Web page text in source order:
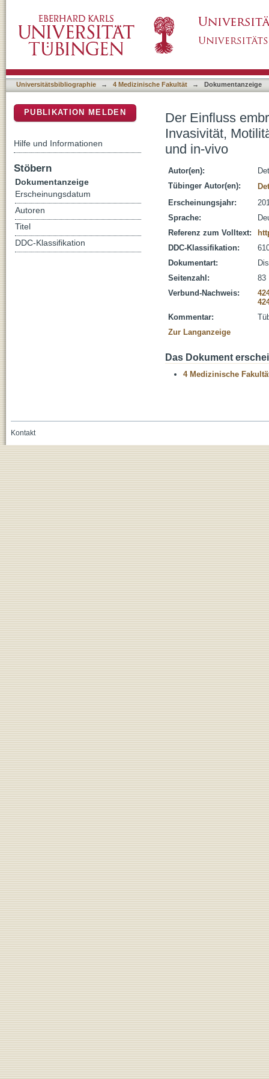
Therapieresistenz von Melanomzellen in-
Universitätsbibliographie → 4 Medizinische Fakultät → Dokumentanzeige
Der Einfluss
Invasivität,
und in-vivo
Autor(en):
Tübinger Autor(en):
Erscheinungsjahr:
Sprache:
Referenz zum Volltext:
DDC-Klassifikation:
Dokumentart:
Seitenzahl:
83
Verbund-Nachweis:
Kommentar:
Zur Langanzeige
Das Dokument
4 Medizinische
PUBLIKATION MELDEN
Hilfe und Informationen
Stöbern
Dokumentanzeige
Erscheinungsdatum
Autoren
Titel
DDC-Klassifikation
Kontakt